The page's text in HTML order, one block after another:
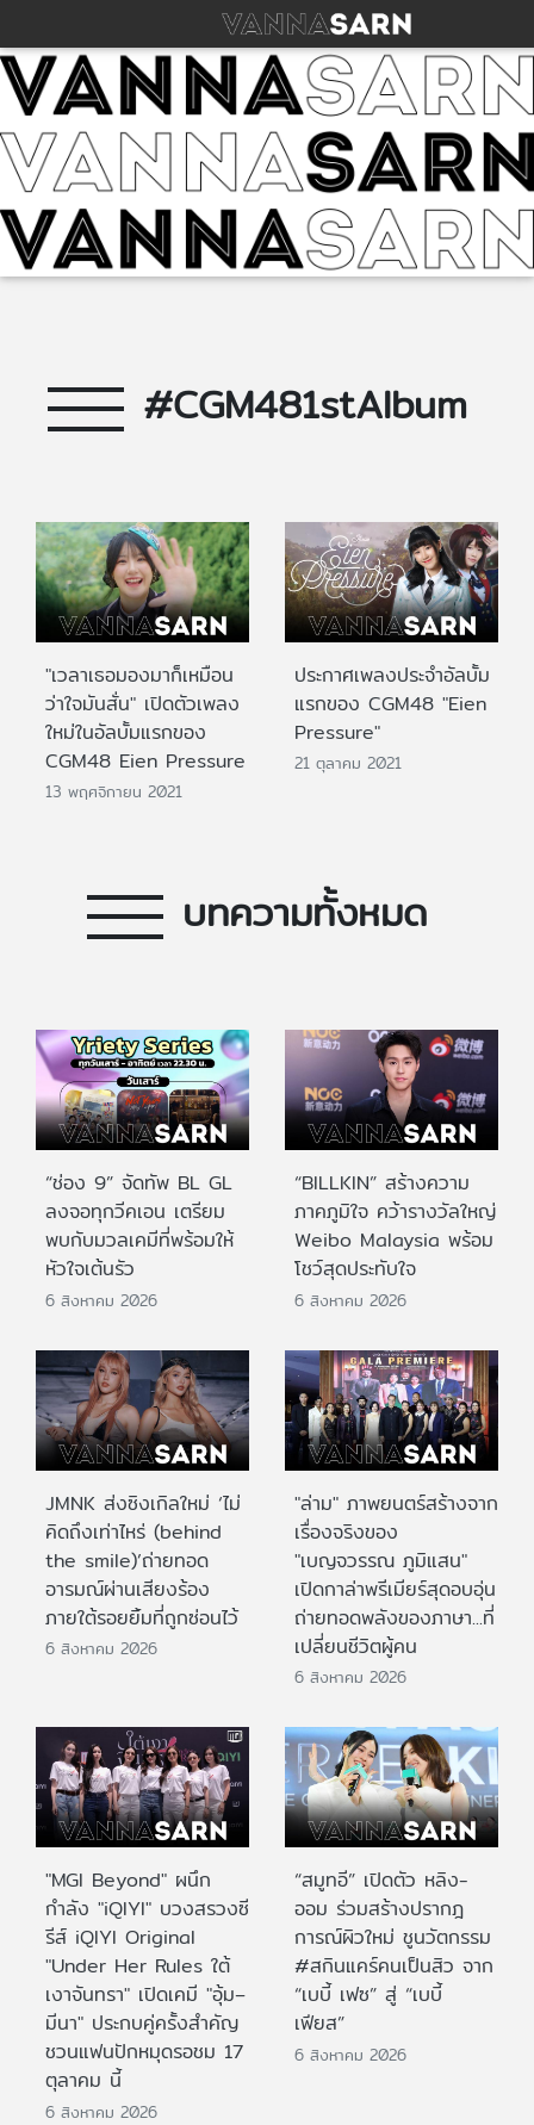
#CGM481stAlbum
"เวลาเธอมองมาก็เหมือน
ว่าใจมันสั่น" เปิดตัวเพลง
ใหม่ในอัลบั้มแรกของ
CGM48 Eien Pressure
13 พฤศจิกายน 2021
ประกาศเพลงประจำอัลบั้ม
แรกของ CGM48 "Eien
Pressure"
21 ตุลาคม 2021
บทความทั้งหมด
“ช่อง 9” จัดทัพ BL GL
ลงจอทุกวีคเอน เตรียม
พบกับมวลเคมีที่พร้อมให้
หัวใจเต้นรัว
6 สิงหาคม 2026
“BILLKIN” สร้างความ
ภาคภูมิใจ คว้ารางวัลใหญ่
Weibo Malaysia พร้อม
โชว์สุดประทับใจ
6 สิงหาคม 2026
JMNK ส่งซิงเกิลใหม่ ‘ไม่
คิดถึงเท่าไหร่ (behind
the smile)’ถ่ายทอด
อารมณ์ผ่านเสียงร้อง
ภายใต้รอยยิ้มที่ถูกซ่อนไว้
6 สิงหาคม 2026
"ล่าม" ภาพยนตร์สร้างจาก
เรื่องจริงของ
"เบญจวรรณ ภูมิแสน"
เปิดกาล่าพรีเมียร์สุดอบอุ่น
ถ่ายทอดพลังของภาษา...ที่
เปลี่ยนชีวิตผู้คน
6 สิงหาคม 2026
"MGI Beyond" ผนึก
กำลัง "iQIYI" บวงสรวงซี
รีส์ iQIYI Original
"Under Her Rules ใต้
เงาจันทรา" เปิดเคมี "อุ้ม–
มีนา" ประกบคู่ครั้งสำคัญ
ชวนแฟนปักหมุดรอชม 17
ตุลาคม นี้
6 สิงหาคม 2026
“สมูทอี” เปิดตัว หลิง-
ออม ร่วมสร้างปรากฎ
การณ์ผิวใหม่ ชูนวัตกรรม
#สกินแคร์คนเป็นสิว จาก
“เบบี้ เฟซ” สู่ “เบบี้
เฟียส”
6 สิงหาคม 2026